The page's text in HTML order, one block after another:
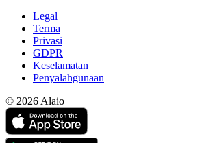
Legal
Terma
Privasi
GDPR
Keselamatan
Penyalahgunaan
© 2026 Alaio